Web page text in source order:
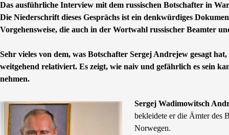
Das ausführliche Interview mit dem russischen Botschafter in
Die Niederschrift dieses Gesprächs ist ein denkwürdiges
Vorgehensweise, die auch in der Wortwahl russischer Beamter
Sehr vieles von dem, was Botschafter Sergej Andrejew gesagt
weitgehend relativiert. Es zeigt, wie naiv und gefährlich es sein
nehmen.
Sergej Wadimowitsch
bekleidete er die Ämter des
Norwegen.